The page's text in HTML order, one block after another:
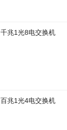
千兆1光8电交换机
百兆1光4电交换机